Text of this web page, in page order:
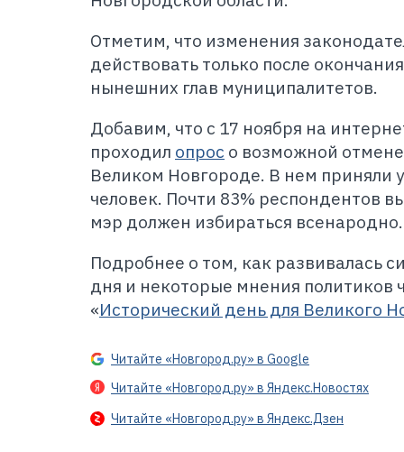
Отметим, что изменения
действовать только после
нынешних глав муниципалитетов.
Добавим, что с 17 ноября на
проходил опрос о возможной
Великом Новгороде. В нем приняли
человек. Почти 83% респондентов
мэр должен избираться всенародно.
Подробнее о том, как развивалась
дня и некоторые мнения политиков
«Исторический день для Великого
Читайте «Новгород.ру» в Google
Читайте «Новгород.ру» в Яндекс.Новостях
Читайте «Новгород.ру» в Яндекс.Дзен